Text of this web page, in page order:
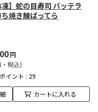
凍】蛇の目寿司 バッテラ
焼き鰊ばってら
円
・税込)
イント : 29
カートに入れる